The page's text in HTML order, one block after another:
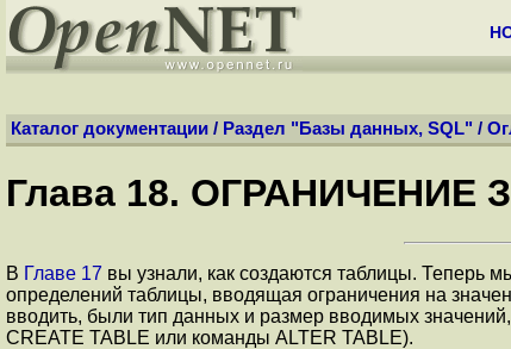
Каталог документации / Раздел "Базы данных, SQL" /
Глава 18.
В Главе 17 вы узнали, как создаются таблицы. Теперь
определений таблицы, вводящая ограничения на
вводить, были тип данных и размер вводимых
CREATE TABLE или команды ALTER TABLE).